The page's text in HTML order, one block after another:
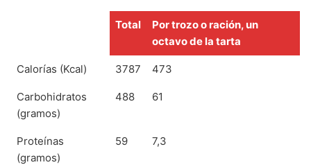
Total
Por trozo o ración, un
octavo de la tarta
Calorías (Kcal) 3787 473
Carbohidratos
(gramos)
488 61
Proteínas
(gramos)
59 7,3